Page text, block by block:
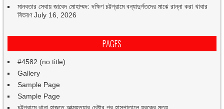
মানবতার সেবায় জাবেদ মোহাম্মদ: দক্ষিণ চট্টগ্রামে বন্যাদুর্গতদের মাঝে রান্না করা খাবার
বিতরণ July 16, 2026
PAGES
#4582 (no title)
Gallery
Sample Page
Sample Page